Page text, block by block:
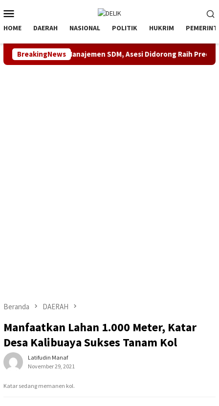
ke
kontenMobile
HOME DAERAH NASIONAL POLITIK HUKRIM
BreakingNews
Manajemen SDM, Asesi Didorong Raih Predikat
Beranda DAERAH
Manfaatkan Lahan 1.000 Meter, Katar
Desa Kalibuaya Sukses Tanam Kol
Latifudin Manaf
November 29, 2021
Katar sedang memanen kol.